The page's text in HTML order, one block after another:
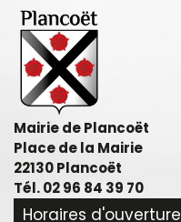
Mairie de Plancoët
Place de la Mairie
22130 Plancoët
Tél. 02 96 84 39 70
Horaires d'ouverture